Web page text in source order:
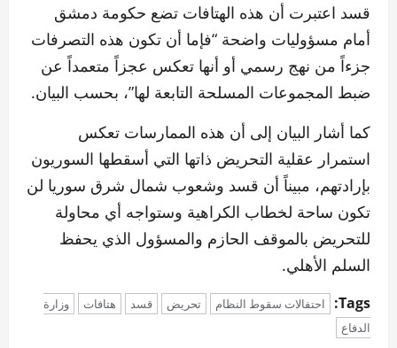
قسد اعتبرت أن هذه الهتافات تضع حكومة دمشق
أمام مسؤوليات واضحة “فإما أن تكون هذه التصرفات
جزءاً من نهج رسمي أو أنها تعكس عجزاً متعمداً عن
ضبط المجموعات المسلحة التابعة لها”، بحسب البيان.
كما أشار البيان إلى أن هذه الممارسات تعكس
استمرار عقلية التحريض ذاتها التي أسقطها السوريون
بإرادتهم، مبيناً أن قسد وشعوب شمال شرق سوريا لن
تكون ساحة لخطاب الكراهية وستواجه أي محاولة
للتحريض بالموقف الحازم والمسؤول الذي يحفظ
السلم الأهلي.
Tags: احتفالات سقوط النظام تحريض قسد هتافات
وزارة
الدفاع